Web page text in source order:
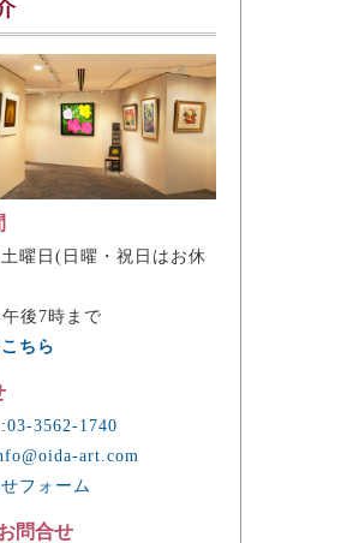
曜日(日曜・祝日はお休
後7時まで
ちら
03-3562-1740
art.com
フォーム
問合せ